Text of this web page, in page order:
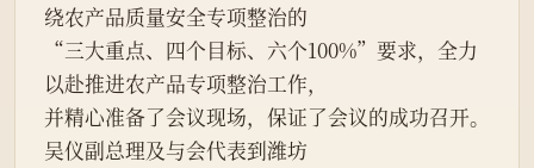
绕农产品质量安全专项整治的
“三大重点、四个目标、六个100%”要求，全力
以赴推进农产品专项整治工作，
并精心准备了会议现场，保证了会议的成功召开。
吴仪副总理及与会代表到潍坊